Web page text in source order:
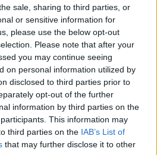
sale, sharing to third parties, or
or sensitive information for
please use the below opt-out
Please note that after your
you may continue seeing
on personal information utilized by
disclosed to third parties prior to
opt-out of the further
information by third parties on the
This information may
third parties on the IAB’s List of
that may further disclose it to other
04. 13:49
Küldés Messengeren